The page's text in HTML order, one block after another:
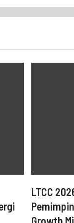
LTCC